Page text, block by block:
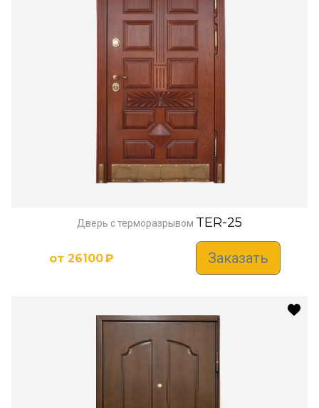
Дверь с терморазрывом TER-25
от 26100₽ Заказать